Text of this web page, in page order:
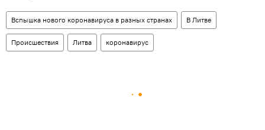
Вспышка нового коронавируса в разных странах В Литве
Происшествия Литва коронавирус